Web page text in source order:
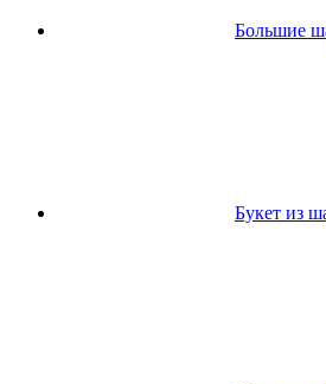
Большие
Букет из